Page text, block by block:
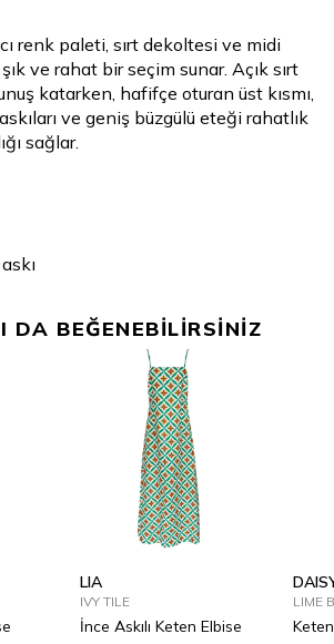
renk paleti, sırt dekoltesi ve midi
ve rahat bir seçim sunar. Açık sırt
katarken, hafifçe oturan üst kısmı,
ve geniş büzgülü eteği rahatlık
sağlar.
DA BEĞENEBİLİRSİNİZ
LIA
IVY TILE
İnce Askılı Keten Elbise
LIME